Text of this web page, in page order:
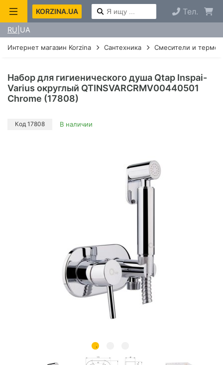
KORZINA.UA Тел.
RU UA
Интернет магазин Korzina Сантехника Смесители и
Набор для гигиенического душа Qtap Inspai-
Varius округлый QTINSVARCRMV00440501
Chrome (17808)
Код 17808 В наличии